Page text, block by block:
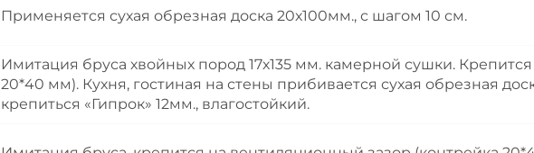
Применяется сухая обрезная доска 20х100мм., с шагом 10 см.
Имитация бруса хвойных пород 17х135 мм. камерной сушки.
20*40 мм). Кухня, гостиная на стены прибивается сухая обрезная
крепиться «Гипрок» 12мм., влагостойкий.